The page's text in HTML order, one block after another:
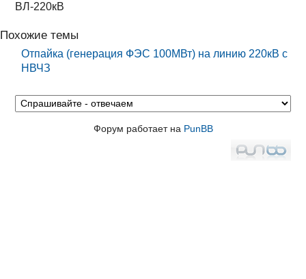
ВЛ-220кВ
Похожие темы
Отпайка (генерация ФЭС 100МВт) на линию 220кВ с
НВЧЗ
Форум работает на PunBB